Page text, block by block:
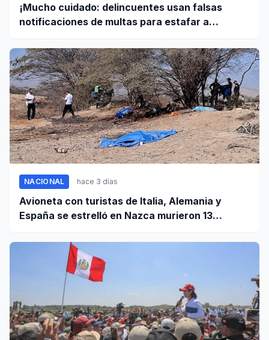
¡Mucho cuidado: delincuentes usan falsas
notificaciones de multas para estafar a
NACIONAL hace 3 días
Avioneta con turistas de Italia, Alemania y
España se estrelló en Nazca murieron 13